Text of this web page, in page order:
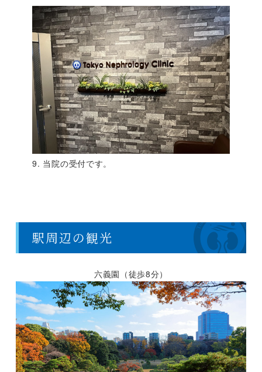
9. 当院の受付です。
駅周辺の観光
六義園（徒歩8分）